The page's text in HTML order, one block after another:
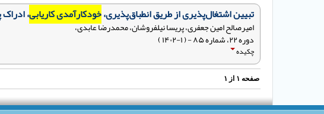
تبیین اشتغال‌پذیری از طریق انطباق‌پذیری،خودکارآمدی کاریابی،
امیرصالح امین جعفری، پریسا نیلفروشان، محمدرضا عابدی،
دوره ۲۲، شماره ۸۵ - ( ۱-۱۴۰۲ )
چکیده
صفحه ۱ از ۱